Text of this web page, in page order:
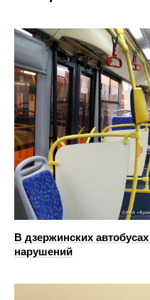
В дзержинских
нарушений